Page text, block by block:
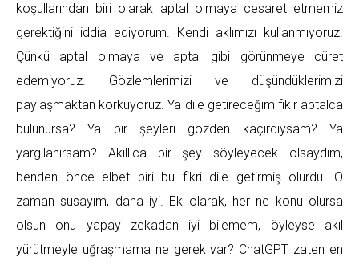
koşullarından biri olarak aptal olmaya cesaret etmemiz
gerektiğini iddia ediyorum. Kendi aklımızı kullanmıyoruz.
Çünkü aptal olmaya ve aptal gibi görünmeye cüret
edemiyoruz. Gözlemlerimizi ve düşündüklerimizi
paylaşmaktan korkuyoruz. Ya dile getireceğim fikir aptalca
bulunursa? Ya bir şeyleri gözden kaçırdıysam? Ya
yargılanırsam? Akıllıca bir şey söyleyecek olsaydım,
benden önce elbet biri bu fikri dile getirmiş olurdu. O
zaman susayım, daha iyi. Ek olarak, her ne konu olursa
olsun onu yapay zekadan iyi bilemem, öyleyse akıl
yürütmeyle uğraşmama ne gerek var? ChatGPT zaten en